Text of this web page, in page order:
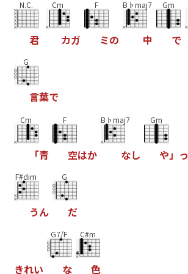
N.C.
君
Cm
カガ
F
ミの
B♭maj7
中
Gm
で
G
言葉で
Cm
「青
F
空はか
B♭maj7
なし
Gm
や 」 っ
F#dim
うん
G
だ
きれい
G7/F
な
C#m
色